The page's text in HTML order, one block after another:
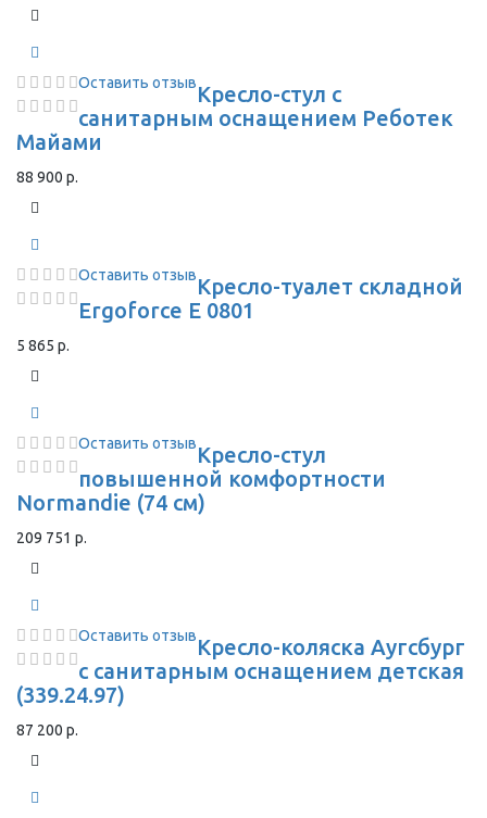
Оставить отзывКресло-стул с
санитарным оснащением Реботек
Майами
88 900 р.
Оставить отзывКресло-туалет складной
Ergoforce E 0801
5 865 р.
Оставить отзывКресло-стул
повышенной комфортности
Normandie (74 см)
209 751 р.
Оставить отзывКресло-коляска Аугсбург
с санитарным оснащением детская
(339.24.97)
87 200 р.